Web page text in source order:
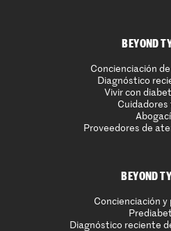
BEYOND
Concienciación
Diagnóstico
Vivir con
Cuidadores
Proveedores de
BEYOND
Concienciación y
Diagnóstico reciente